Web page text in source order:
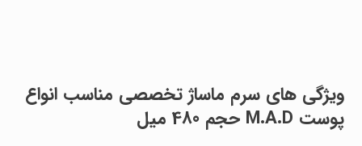
ویژگی های سرم ماساژ تخصصی مناسب انواع
پوست M.A.D حجم 480 میل